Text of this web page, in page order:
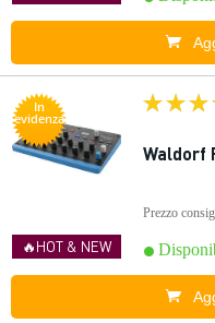
In
evidenza
🔥HOT & NEW
Waldorf
Prezzo